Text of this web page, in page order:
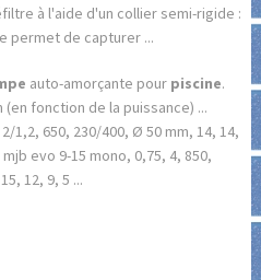
à l'aide d'un collier semi-rigide :
permet de capturer ...
auto-amorçante pour piscine.
fonction de la puissance) ...
1,2, 650, 230/400, Ø 50 mm, 14, 14,
evo 9-15 mono, 0,75, 4, 850,
12, 9, 5 ...